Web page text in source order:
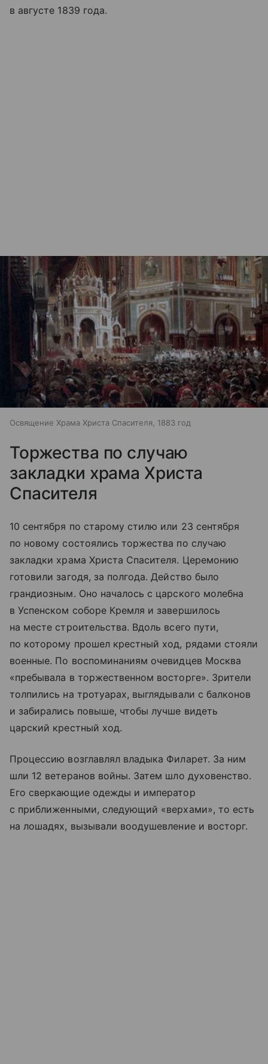
в августе 1839 года.
Освящение Храма Христа Спасителя, 1883 год
Торжества по случаю
закладки храма Христа
Спасителя
10 сентября по старому стилю или 23 сентября
по новому состоялись торжества по случаю
закладки храма Христа Спасителя. Церемонию
готовили загодя, за полгода. Действо было
грандиозным. Оно началось с царского молебна
в Успенском соборе Кремля и завершилось
на месте строительства. Вдоль всего пути,
по которому прошел крестный ход, рядами стояли
военные. По воспоминаниям очевидцев Москва
«пребывала в торжественном восторге». Зрители
толпились на тротуарах, выглядывали с балконов
и забирались повыше, чтобы лучше видеть
царский крестный ход.
Процессию возглавлял владыка Филарет. За ним
шли 12 ветеранов войны. Затем шло духовенство.
Его сверкающие одежды и император
с приближенными, следующий «верхами», то есть
на лошадях, вызывали воодушевление и восторг.